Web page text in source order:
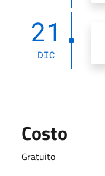
21
DIC
Costo
Gratuito